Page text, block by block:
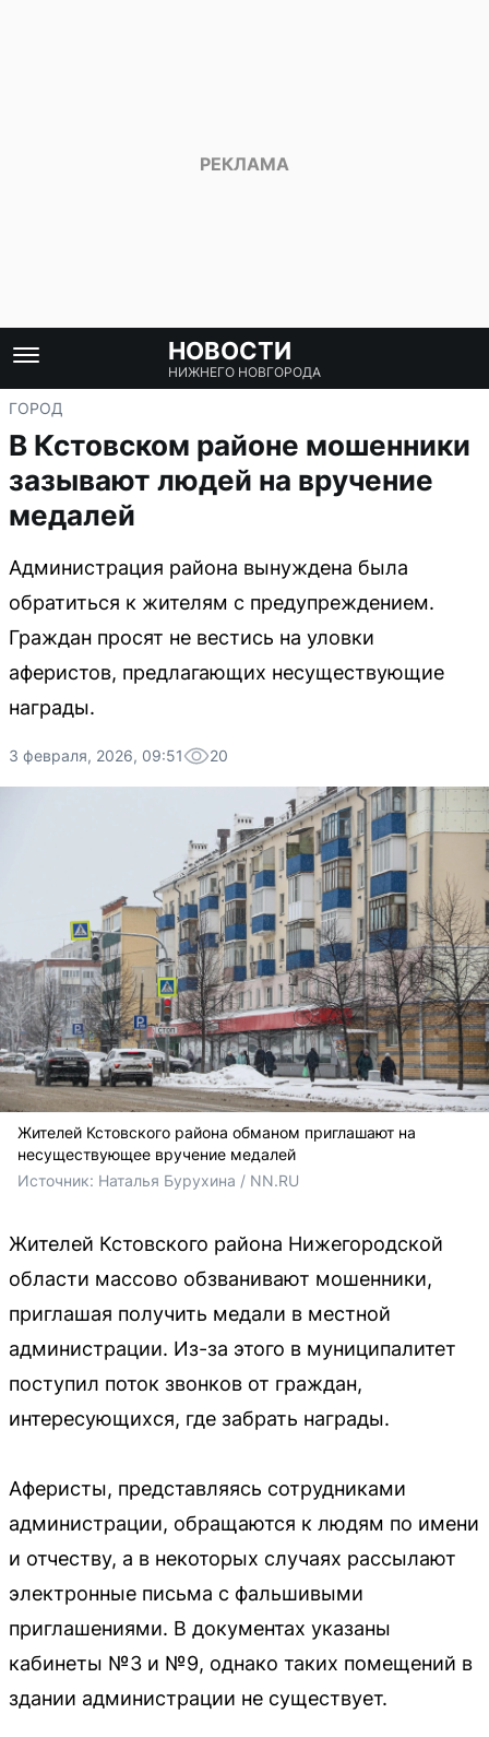
НОВОСТИ
НИЖНЕГО НОВГОРОДА
ГОРОД
В Кстовском районе мошенники
зазывают людей на вручение
медалей
Администрация района вынуждена была
обратиться к жителям с предупреждением.
Граждан просят не вестись на уловки
аферистов, предлагающих несуществующие
награды.
3 февраля, 2026, 09:51 20
Жителей Кстовского района обманом приглашают на
несуществующее вручение медалей
Источник: Наталья Бурухина / NN.RU
Жителей Кстовского района Нижегородской
области массово обзванивают мошенники,
приглашая получить медали в местной
администрации. Из-за этого в муниципалитет
поступил поток звонков от граждан,
интересующихся, где забрать награды.
Аферисты, представляясь сотрудниками
администрации, обращаются к людям по имени
и отчеству, а в некоторых случаях рассылают
электронные письма с фальшивыми
приглашениями. В документах указаны
кабинеты №3 и №9, однако таких помещений в
здании администрации не существует.